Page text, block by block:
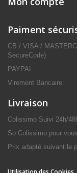
Paiment
CB / VISA /
SecureCode)
PAYPAL
Virement Bancaire
Livraison
Colissimo Suivi 24h/
So Colissimo pour
Prix adapté suivant le